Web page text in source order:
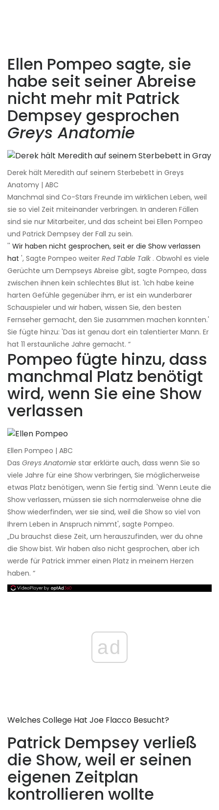
Ellen Pompeo sagte, sie
habe seit seiner Abreise
nicht mehr mit Patrick
Dempsey gesprochen
Greys Anatomie
Derek hält Meredith auf seinem Sterbebett in Greys
Anatomy | ABC
Manchmal sind Co-Stars Freunde im wirklichen Leben, weil
sie so viel Zeit miteinander verbringen. In anderen Fällen
sind sie nur Mitarbeiter, und das scheint bei Ellen Pompeo
und Patrick Dempsey der Fall zu sein.
'' Wir haben nicht gesprochen, seit er die Show verlassen
hat ', Sagte Pompeo weiter Red Table Talk. Obwohl es viele
Gerüchte um Dempseys Abreise gibt, sagte Pompeo, dass
zwischen ihnen kein schlechtes Blut ist. 'Ich habe keine
harten Gefühle gegenüber ihm, er ist ein wunderbarer
Schauspieler und wir haben, wissen Sie, den besten
Fernseher gemacht, den Sie zusammen machen konnten.'
Sie fügte hinzu: 'Das ist genau dort ein talentierter Mann. Er
hat 11 erstaunliche Jahre gemacht. “
Pompeo fügte hinzu, dass
manchmal Platz benötigt
wird, wenn Sie eine Show
verlassen
Ellen Pompeo | ABC
Das Greys Anatomie star erklärte auch, dass wenn Sie so
viele Jahre für eine Show verbringen, Sie möglicherweise
etwas Platz benötigen, wenn Sie fertig sind. 'Wenn Leute die
Show verlassen, müssen sie sich normalerweise ohne die
Show wiederfinden, wer sie sind, weil die Show so viel von
Ihrem Leben in Anspruch nimmt', sagte Pompeo.
„Du brauchst diese Zeit, um herauszufinden, wer du ohne
die Show bist. Wir haben also nicht gesprochen, aber ich
werde für Patrick immer einen Platz in meinem Herzen
haben. “
ad
Welches College Hat Joe Flacco Besucht?
Patrick Dempsey verließ
die Show, weil er seinen
eigenen Zeitplan
kontrollieren wollte